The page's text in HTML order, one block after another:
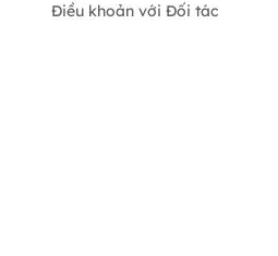
Điều khoản với Đối tác